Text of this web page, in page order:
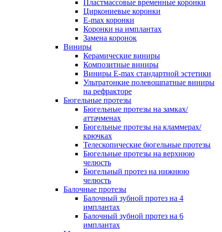
Пластмассовые временные коронки
Циркониевые коронки
E-max коронки
Коронки на имплантах
Замена коронок
Виниры
Керамические виниры
Композитные виниры
Виниры E-max стандартной эстетики
Ультратонкие полевошпатные виниры
на рефракторе
Бюгельные протезы
Бюгельные протезы на замках/
аттачменах
Бюгельные протезы на кламмерах/
крючках
Телескопические бюгельные протезы
Бюгельные протезы на верхнюю
челюсть
Бюгельный протез на нижнюю
челюсть
Балочные протезы
Балочный зубной протез на 4
имплантах
Балочный зубной протез на 6
имплантах